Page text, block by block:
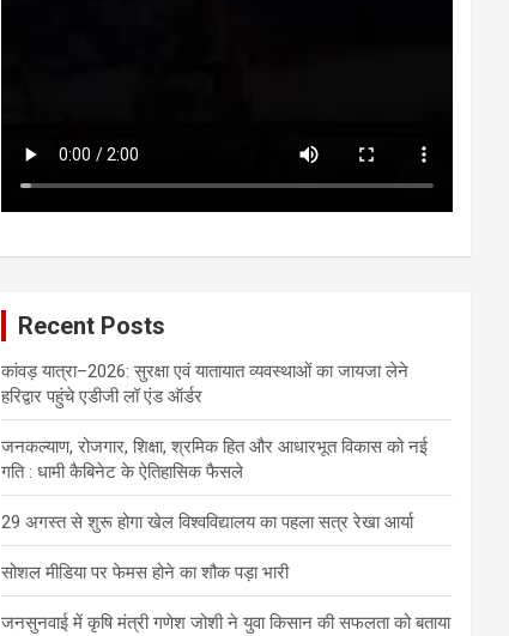
Recent Posts
कांवड़ यात्रा–2026: सुरक्षा एवं यातायात व्यवस्थाओं का जायजा लेने
हरिद्वार पहुंचे एडीजी लॉ एंड ऑर्डर
जनकल्याण, रोजगार, शिक्षा, श्रमिक हित और आधारभूत विकास को नई
गति : धामी कैबिनेट के ऐतिहासिक फैसले
29 अगस्त से शुरू होगा खेल विश्वविद्यालय का पहला सत्र रेखा आर्या
सोशल मीडिया पर फेमस होने का शौक पड़ा भारी
जनसुनवाई में कृषि मंत्री गणेश जोशी ने युवा किसान की सफलता को बताया